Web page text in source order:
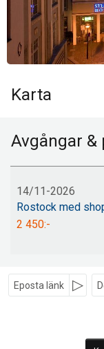
Karta
Avgångar &
14/11-2026
Rostock med
2 450:-
Eposta länk